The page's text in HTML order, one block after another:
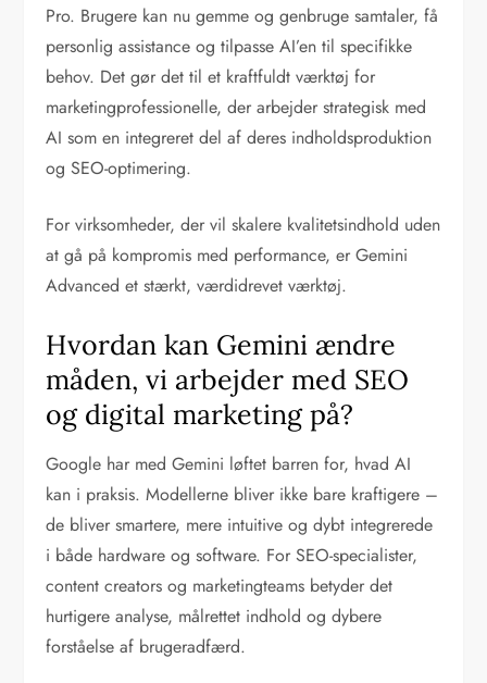
Pro. Brugere kan nu gemme og genbruge samtaler, få
personlig assistance og tilpasse AI’en til specifikke
behov. Det gør det til et kraftfuldt værktøj for
marketingprofessionelle, der arbejder strategisk med
AI som en integreret del af deres indholdsproduktion
og SEO-optimering.
For virksomheder, der vil skalere kvalitetsindhold uden
at gå på kompromis med performance, er Gemini
Advanced et stærkt, værdidrevet værktøj.
Hvordan kan Gemini ændre
måden, vi arbejder med SEO
og digital marketing på?
Google har med Gemini løftet barren for, hvad AI
kan i praksis. Modellerne bliver ikke bare kraftigere –
de bliver smartere, mere intuitive og dybt integrerede
i både hardware og software. For SEO-specialister,
content creators og marketingteams betyder det
hurtigere analyse, målrettet indhold og dybere
forståelse af brugeradfærd.